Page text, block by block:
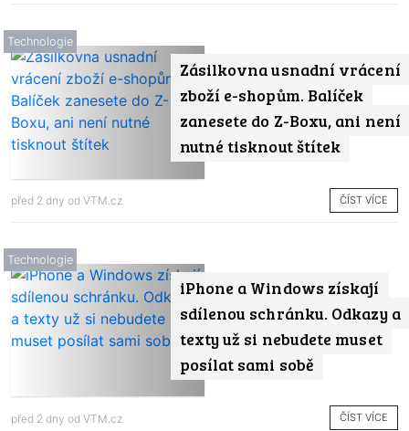
Zásilkovna usnadní vrácení
zboží e-shopům. Balíček
zanesete do Z-Boxu, ani není
nutné tisknout štítek
Technologie
před 2 dny od VTM.cz ČÍST VÍCE
iPhone a Windows získají
sdílenou schránku. Odkazy a
texty už si nebudete muset
posílat sami sobě
Technologie
před 2 dny od VTM.cz ČÍST VÍCE